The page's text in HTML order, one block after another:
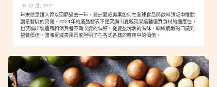
18 12 月, 2024
年末總是讓人得以回顧過去一年，澳洲夏威夷果如何在全球食品與飲料領域中推動
創意發展的契機。2024年的產品發表不僅突顯出夏威夷果這種優質食材的適應性，
也突顯出製造商和消費者不斷改變的偏好。從豐盈滑潤的滋味、細緻脆嫩的口感到
營養價值，澳洲夏威夷果再度證明了在各式各樣的應用中的價值。